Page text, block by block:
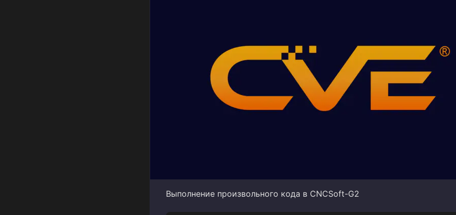
Выполнение произвольного кода в CNCSoft-G2